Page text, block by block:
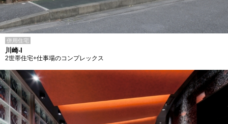
併用住宅
川崎-I
2世帯住宅+仕事場のコンプレックス